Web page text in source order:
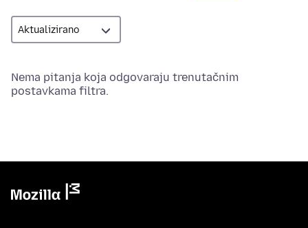
Nema pitanja koja odgovaraju trenutačnim
postavkama filtra.